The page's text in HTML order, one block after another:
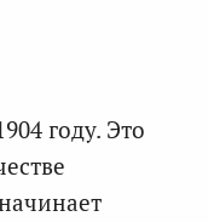
году. Это